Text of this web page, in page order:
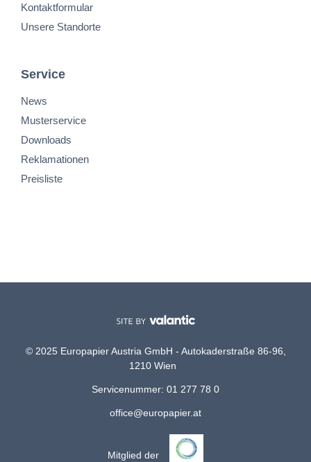
Kontaktformular
Unsere Standorte
Service
News
Musterservice
Downloads
Reklamationen
Preisliste
© 2025 Europapier Austria GmbH - Autokaderstraße 86-96,
1210 Wien
Servicenummer: 01 277 78 0
office@europapier.at
Mitglied der